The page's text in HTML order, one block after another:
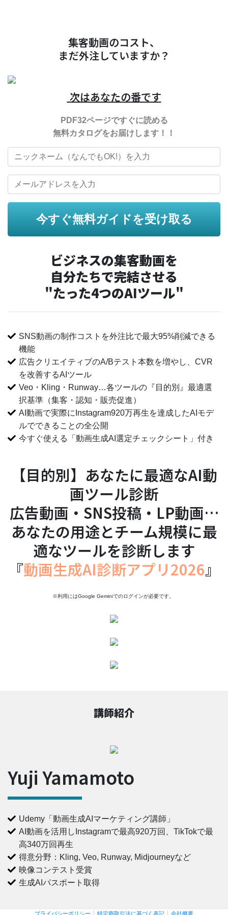
集客動画のコスト、
まだ外注していますか？
次はあなたの番です
PDF32ページですぐに読める
無料カタログをお届けします！！
今すぐ無料ガイドを受け取る
ビジネスの集客動画を
自分たちで完結させる
"たった4つのAIツール"
SNS動画の制作コストを外注比で最大95%削減できる
機能
広告クリエイティブのA/Bテスト本数を増やし、CVR
を改善するAIツール
Veo・Kling・Runway…各ツールの『目的別』最適選
択基準（集客・認知・販売促進）
AI動画で実際にInstagram920万再生を達成したAIモデ
ルでできることの全公開
今すぐ使える「動画生成AI選定チェックシート」付き
【目的別】あなたに最適なAI動
画ツール診断
広告動画・SNS投稿・LP動画…
あなたの用途とチーム規模に最
適なツールを診断します
『動画生成AI診断アプリ2026』
※利用にはGoogle Geminiでのログインが必要です。
講師紹介
Yuji Yamamoto
Udemy「動画生成AIマーケティング講師」
AI動画を活用しInstagramで最高920万回、TikTokで最
高340万回再生
得意分野：Kling, Veo, Runway, Midjourneyなど
映像コンテスト受賞
生成AIパスポート取得
プライバシーポリシー 特定商取引法に基づく表記 会社概要